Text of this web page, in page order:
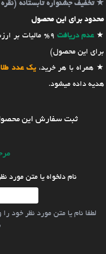
★تخفیف جشنواره تابستانه (نقره
محدود برای این محصول
★عدم دریافت 9% مالیات بر ارزش افزوده (به مبلغ
برای این محصول)
★ همراه با هر خرید،یک عدد طلا
هدیه داده میشود.
ثبت سفارش این محصول
نام دلخواه یا متن مورد
لطفا نام یا متن مورد نظر خود